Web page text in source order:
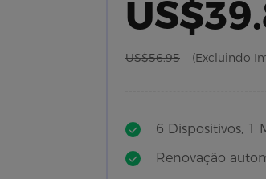
US$56.95 (Excluindo
6 Dispositivos, 1
Renovação